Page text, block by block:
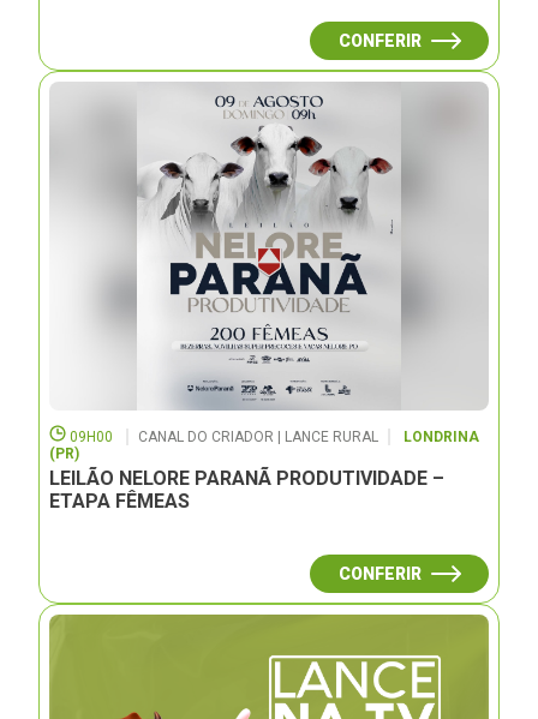
CONFERIR
09H00 CANAL DO CRIADOR | LANCE RURAL
LONDRINA
(PR)
LEILÃO NELORE PARANÃ PRODUTIVIDADE –
ETAPA FÊMEAS
CONFERIR